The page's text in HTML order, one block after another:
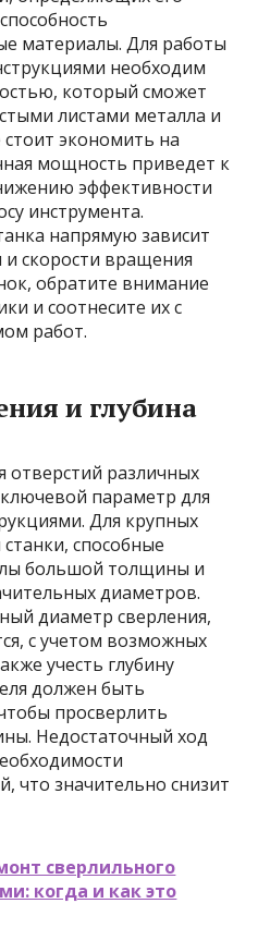
материалы. Для работы
необходим
который сможет
листами металла и
экономить на
мощность приведет к
эффективности
инструмента.
напрямую зависит
скорости вращения
обратите внимание
и соотнесите их с
работ.
и глубина
отверстий различных
параметр для
Для крупных
способные
большой толщины и
диаметров.
диаметр сверления,
с учетом возможных
учесть глубину
должен быть
просверлить
Недостаточный ход
что значительно снизит
сверлильного
когда и как это